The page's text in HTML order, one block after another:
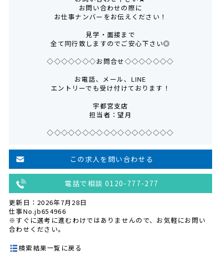
お問い合わせの際に
お仕事ナンバーをお伝えください！
見学・面接まで
全て同行致しますのでご安心下さい◎
◇◇◇◇◇◇◇お問合せ◇◇◇◇◇◇◇
お電話、メール、LINE
エントリーでも受け付けております！
宇都宮支店
担当者：望月
◇◇◇◇◇◇◇◇◇◇◇◇◇◇◇◇◇◇
この求人を問い合わせる
電話で相談 0120-777-277
更新日：2026年7月28日
仕事No.jb654966
※すぐに選考に進むわけではありませんので、お気軽にお問い
合わせください。
検索結果一覧に戻る